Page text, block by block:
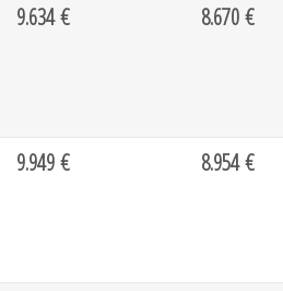
9.634 € 8.670 €
9.949 € 8.954 €